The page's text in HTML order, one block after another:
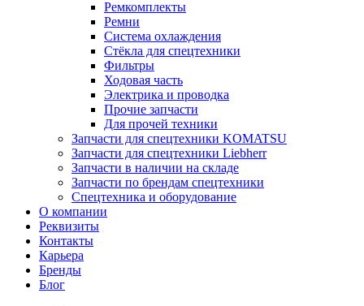
Ремкомплекты
Ремни
Система охлаждения
Стёкла для спецтехники
Фильтры
Ходовая часть
Электрика и проводка
Прочие запчасти
Для прочей техники
Запчасти для спецтехники KOMATSU
Запчасти для спецтехники Liebherr
Запчасти в наличии на складе
Запчасти по брендам спецтехники
Спецтехника и оборудование
О компании
Реквизиты
Контакты
Карьера
Бренды
Блог